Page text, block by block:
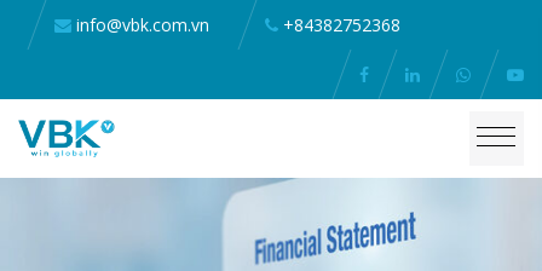
info@vbk.com.vn +84382752368